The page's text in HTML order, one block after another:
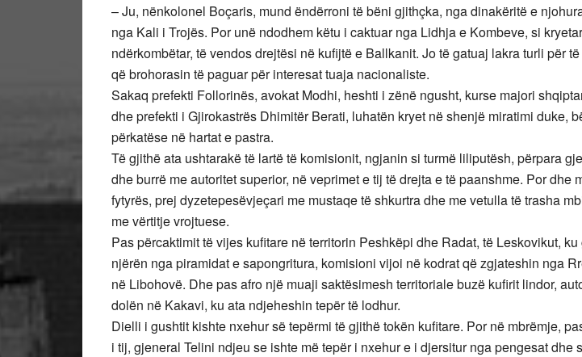
– Ju, nënkolonel Boçaris, mund ëndërroni të bëni gjithçka, nga dinakëritë e
nga Kali i Trojës. Por unë ndodhem këtu i caktuar nga Lidhja e Kombeve, si
ndërkombëtar, të vendos drejtësi në kufijtë e Ballkanit. Jo të gatuaj lakra turli për
që brohorasin të paguar për interesat tuaja nacionaliste.
Sakaq prefekti Follorinës, avokat Modhi, heshti i zënë ngusht, kurse majori
dhe prefekti i Gjirokastrës Dhimitër Berati, luhatën kryet në shenjë miratimi duke,
përkatëse në hartat e pastra.
Të gjithë ata ushtarakë të lartë të komisionit, ngjanin si turmë liliputësh, përpara
dhe burrë me autoritet superior, në veprimet e tij të drejta e të paanshme. Por dhe
fytyrës, prej dyzetepesëvjeçari me mustaqe të shkurtra dhe me vetulla të trasha
me vërtitje vrojtuese.
Pas përcaktimit të vijes kufitare në territorin Peshkëpi dhe Radat, të Leskovikut, ku
njërën nga piramidat e sapongritura, komisioni vijoi në kodrat që zgjateshin nga
në Libohovë. Dhe pas afro një muaji saktësimesh territoriale buzë kufirit lindor,
dolën në Kakavi, ku ata ndjeheshin tepër të lodhur.
Dielli i gushtit kishte nxehur së tepërmi të gjithë tokën kufitare. Por në mbrëmje,
i tij, gjeneral Telini ndjeu se ishte më tepër i nxehur e i djersitur nga pengesat dhe